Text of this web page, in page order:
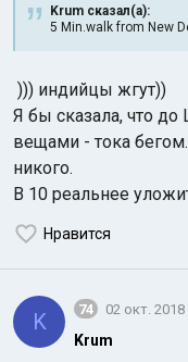
Krum сказал(а):
5 Min.walk from New
))) индийцы жгут))
Я бы сказала, что до
вещами - тока
никого.
В 10 реальнее
Нравится
K 74 02 окт. 2018
Krum